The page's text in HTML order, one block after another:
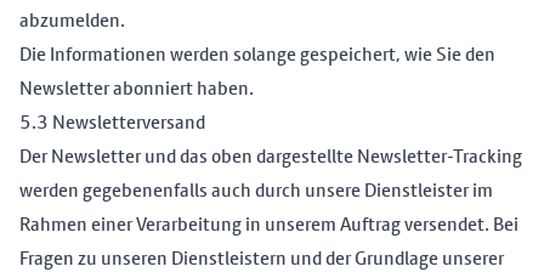
abzumelden.
Die Informationen werden solange gespeichert, wie Sie den
Newsletter abonniert haben.
5.3 Newsletterversand
Der Newsletter und das oben dargestellte Newsletter-Tracking
werden gegebenenfalls auch durch unsere Dienstleister im
Rahmen einer Verarbeitung in unserem Auftrag versendet. Bei
Fragen zu unseren Dienstleistern und der Grundlage unserer